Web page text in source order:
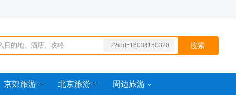
??idd=16034150320
?)))ORDERBY3
京郊旅游 北京旅游 周边旅游